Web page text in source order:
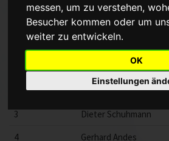
messen, um zu verstehen,
Besucher kommen oder um
weiter zu entwickeln.
OK
Einstellungen
Aufstellung
Peter Hötzinger
Stefan Koplin
3
Dieter Schuhmann
4
Gerhard Andes